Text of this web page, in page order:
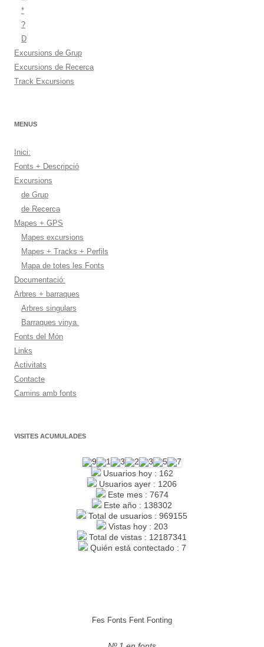
*
?
D
Excursions de Grup
Excursions de Recerca
Track Excursions
MENUS
Inici:
Fonts + Descripció
Excursions
de Grup
de Recerca
Mapes + GPS
Mapes excursions
Mapes + Tracks + Perfils
Mapa de totes les Fonts
Documentació:
Arbres + barraques
Arbres singulars
Barraques vinya.
Fonts del Món
Links
Activitats
Contacte
Camins amb fonts
VISITES ACUMULADES
Usuarios hoy : 162
Usuarios ayer : 1206
Este mes : 7674
Este año : 138302
Total de usuarios : 969155
Vistas hoy : 203
Total de vistas : 12187341
Quién está contectado : 7
Fes Fonts Fent Fonting